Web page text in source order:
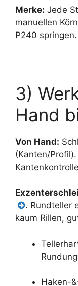
Merke: Jede
manuellen
P240 springen.
3)
Hand
Von Hand:
(Kanten/
. Rundteller
kaum Rillen,
Haken-